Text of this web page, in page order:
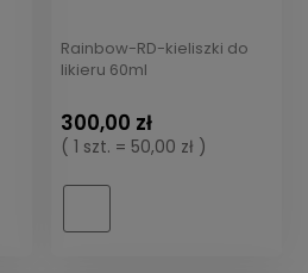
Rainbow-RD-kieliszki do
likieru 60ml
300,00 zł
( 1 szt. = 50,00 zł )